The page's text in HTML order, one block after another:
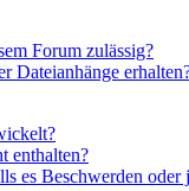
Forum zulässig?
Dateianhänge
enthalten?
es Beschwerden